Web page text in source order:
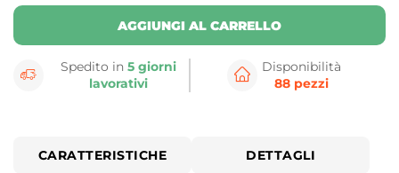
AGGIUNGI AL CARRELLO
Spedito in5 giorni
lavorativi
Disponibilità
88 pezzi
CARATTERISTICHE DETTAGLI